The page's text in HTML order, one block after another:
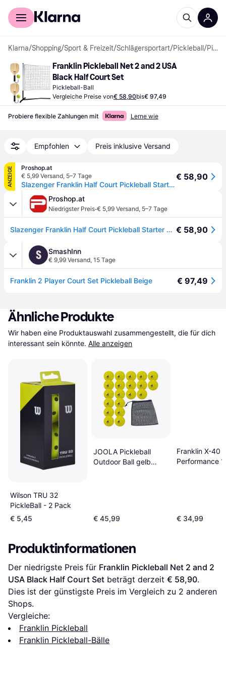
Für Shopper
Klarna/Shopping/Sport & Freizeit/Schlägersportart/Pickleball / Pickleball-Bälle
Franklin Pickleball Net 2 and 2 USA
Black Half Court Set
Pickleball-Ball
Vergleiche Preise von€ 58,90bis€ 97,49
Probiere flexible Zahlungen mit Lerne wie
Empfohlen Preis inklusive Versand
ANZEIGE
Proshop.at
€ 5,99 Versand, 5–7 Tage
Slazenger Franklin Half Court Pickleball Starter Sæt
€ 58,90
Proshop.at
Niedrigster Preis·€ 5,99 Versand, 5–7 Tage
Slazenger Franklin Half Court Pickleball Starter Sæt € 58,90
S SmashInn
€ 9,99 Versand, 15 Tage
Franklin 2 Player Court Set Pickleball Beige € 97,49
Ähnliche Produkte
Wir haben eine Produktauswahl zusammengestellt, die für dich
interessant sein könnte. Alle anzeigen
Wilson TRU 32
PickleBall - 2 Pack
€ 5,45
JOOLA Pickleball
Outdoor Ball gelb
€ 45,99
Franklin X-40
Performance
€ 34,99
Produktinformationen
Der niedrigste Preis für Franklin Pickleball Net 2 and 2
USA Black Half Court Set beträgt derzeit € 58,90.
Dies ist der günstigste Preis im Vergleich zu 2 anderen
Shops.
Vergleiche:
Franklin Pickleball
Franklin Pickleball-Bälle